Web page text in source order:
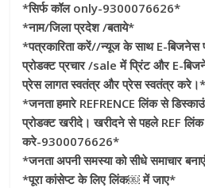
*सिर्फ कॉल only-9300076626*
*नाम/जिला प्रदेश /बताये*
*पत्रकारिता करें//न्यूज के साथ E-
प्रोडक्ट प्रचार /sale में प्रिंट और E-
प्रेस लागत स्वतंत्र और प्रेस स्वतंत्र करे।*
*जनता हमारे REFRENCE लिंक से
प्रोडक्ट खरीदे। खरीदने से पहले REF
करे-9300076626*
*जनता अपनी समस्या को सीधे समाचार
*पूरा कांसेप्ट के लिए लिंक￼ में जाए*